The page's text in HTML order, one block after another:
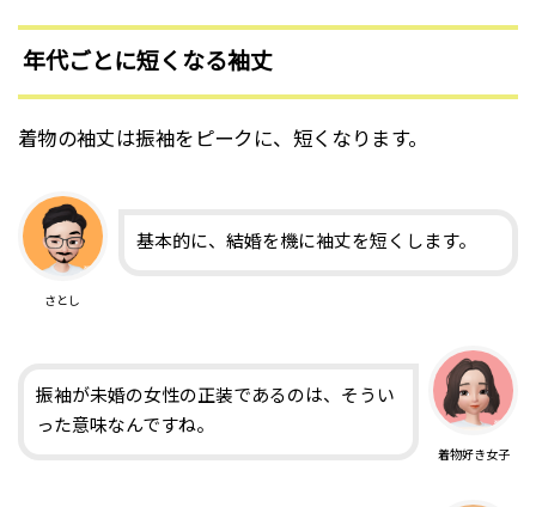
年代ごとに短くなる袖丈
着物の袖丈は振袖をピークに、短くなります。
さとし
基本的に、結婚を機に袖丈を短くします。
着物好き女子
振袖が未婚の女性の正装であるのは、そうい
った意味なんですね。